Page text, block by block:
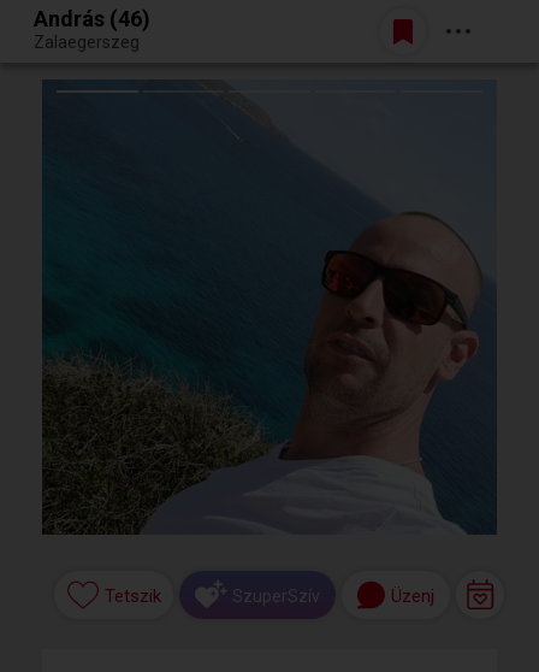
Egy jó randiból bármi lehet.
Belépés
András (46)
Zalaegerszeg
Tetszik SzuperSzív Üzenj